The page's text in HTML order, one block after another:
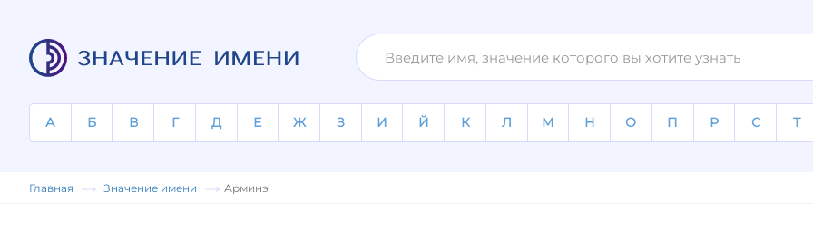
А Б В Г Д Е Ж З И Й К Л М Н О П Р С Т
Главная Значение имени Арминэ